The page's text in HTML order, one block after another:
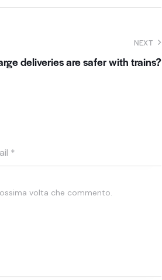
NEXT
deliveries are safer with trains?
volta che commento.